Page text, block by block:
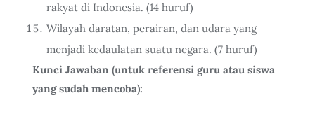
rakyat di Indonesia. (14 huruf)
Wilayah daratan, perairan, dan udara yang
menjadi kedaulatan suatu negara. (7 huruf)
Kunci Jawaban (untuk referensi guru atau siswa
yang sudah mencoba):